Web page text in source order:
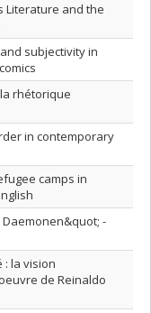
Literature and the
subjectivity in
rhétorique
in contemporary
camps in
-
: la vision
de Reinaldo